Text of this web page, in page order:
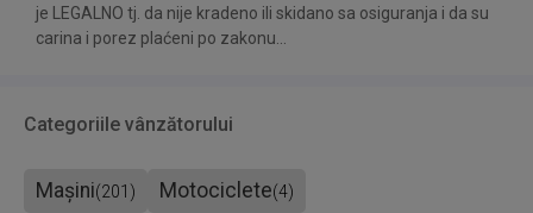
je LEGALNO tj. da nije kradeno ili skidano sa osiguranja i da su
carina i porez plaćeni po zakonu...
Categoriile vânzătorului
Mașini(201) Motociclete(4)